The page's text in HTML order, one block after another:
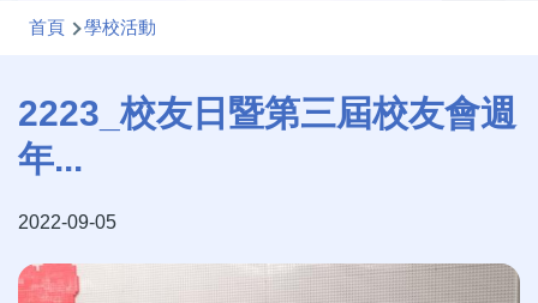
導
連
結
首頁 學校活動
2223_校友日暨第三屆校友會週
年...
2022-09-05